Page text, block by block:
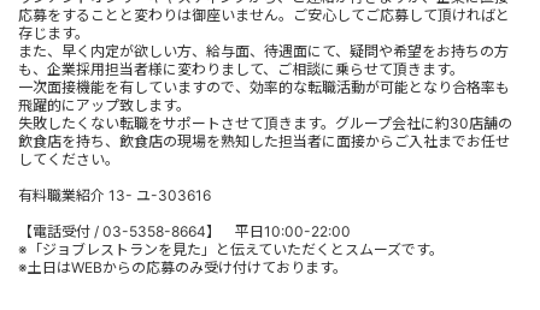
応募をすることと変わりは御座いません。ご安心してご応募して頂ければと
存じます。
また、早く内定が欲しい方、給与面、待遇面にて、疑問や希望をお持ちの方
も、企業採用担当者様に変わりまして、ご相談に乗らせて頂きます。
一次面接機能を有していますので、効率的な転職活動が可能となり合格率も
飛躍的にアップ致します。
失敗したくない転職をサポートさせて頂きます。グループ会社に約30店舗の
飲食店を持ち、飲食店の現場を熟知した担当者に面接からご入社までお任せ
してください。
有料職業紹介 13- ユ-303616
【電話受付 / 03-5358-8664】 平日10:00-22:00
※「ジョブレストランを見た」と伝えていただくとスムーズです。
※土日はWEBからの応募のみ受け付けております。